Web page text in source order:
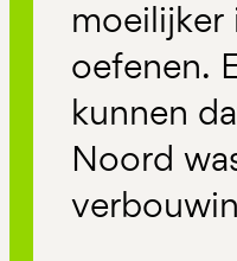
oefenen.
kunnen
Noord